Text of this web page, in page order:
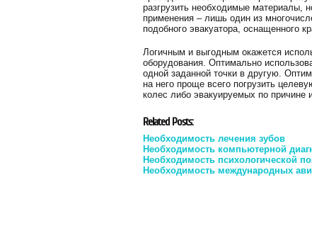
разгрузить необходимые материалы,
применения – лишь один из
подобного эвакуатора, оснащенного
Логичным и выгодным окажется
оборудования. Оптимально
одной заданной точки в другую.
на него проще всего погрузить
колес либо эвакуируемых по причине
Related Posts:
Необходимость лечения зубов
Необходимость компьютерной
Необходимость психологической
Необходимость международных